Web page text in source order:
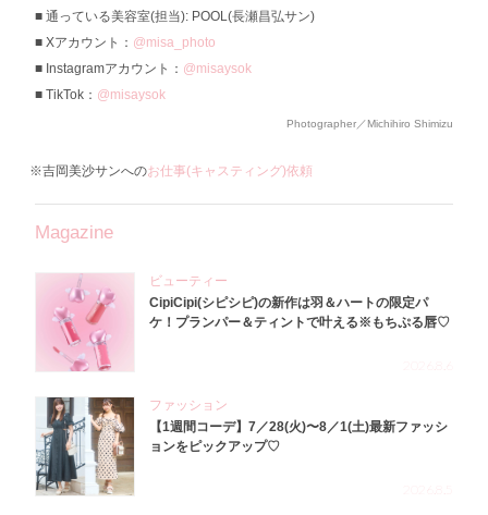
通っている美容室(担当): POOL(長瀬昌弘サン)
Xアカウント： @misa_photo
Instagramアカウント： @misaysok
TikTok： @misaysok
Photographer／Michihiro Shimizu
※吉岡美沙サンへのお仕事(キャスティング)依頼
Magazine
ビューティー
CipiCipi(シピシピ)の新作は羽＆ハートの限定パ
ケ！プランパー＆ティントで叶える※もちぷる唇♡
ファッション
【1週間コーデ】7／28(火)〜8／1(土)最新ファッシ
ョンをピックアップ♡